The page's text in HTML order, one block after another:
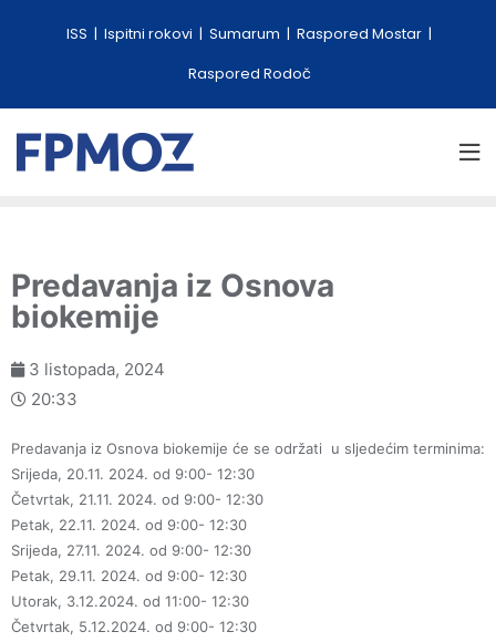
ISS Ispitni rokovi Sumarum
Raspored Mostar
Raspored Rodoč
Predavanja iz Osnova
biokemije
3 listopada, 2024
20:33
Predavanja iz Osnova biokemije će se održati u sljedećim terminima:
Srijeda, 20.11. 2024. od 9:00- 12:30
Četvrtak, 21.11. 2024. od 9:00- 12:30
Petak, 22.11. 2024. od 9:00- 12:30
Srijeda, 27.11. 2024. od 9:00- 12:30
Petak, 29.11. 2024. od 9:00- 12:30
Utorak, 3.12.2024. od 11:00- 12:30
Četvrtak, 5.12.2024. od 9:00- 12:30